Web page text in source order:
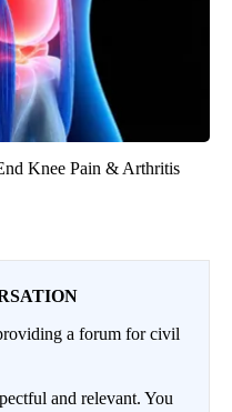
Knee Pain & Arthritis
a forum for civil
and relevant. You